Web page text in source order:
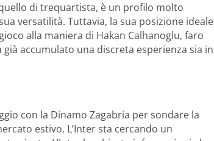
di trequartista, è un profilo molto
versatilità. Tuttavia, la sua posizione ideale
alla maniera di Hakan Calhanoglu, faro
già accumulato una discreta esperienza sia in
con la Dinamo Zagabria per sondare la
estivo. L’Inter sta cercando un